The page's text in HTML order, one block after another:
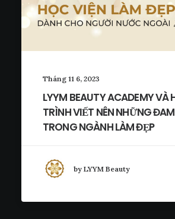
Tháng 11 6, 2023
LYYM BEAUTY ACADEMY VÀ
TRÌNH VIẾT NÊN NHỮNG
TRONG NGÀNH LÀM ĐẸP
by LYYM Beauty